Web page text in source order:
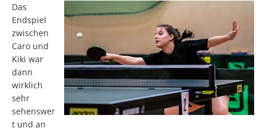
Das
Endspiel
zwischen
Caro und
Kiki war
dann
wirklich
sehr
sehenswer
t und an